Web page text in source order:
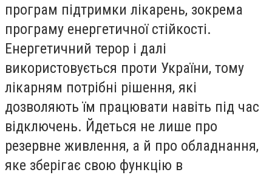
програм підтримки лікарень, зокрема
програму енергетичної стійкості.
Енергетичний терор і далі
використовується проти України, тому
лікарням потрібні рішення, які
дозволяють їм працювати навіть під час
відключень. Йдеться не лише про
резервне живлення, а й про обладнання,
яке зберігає свою функцію в